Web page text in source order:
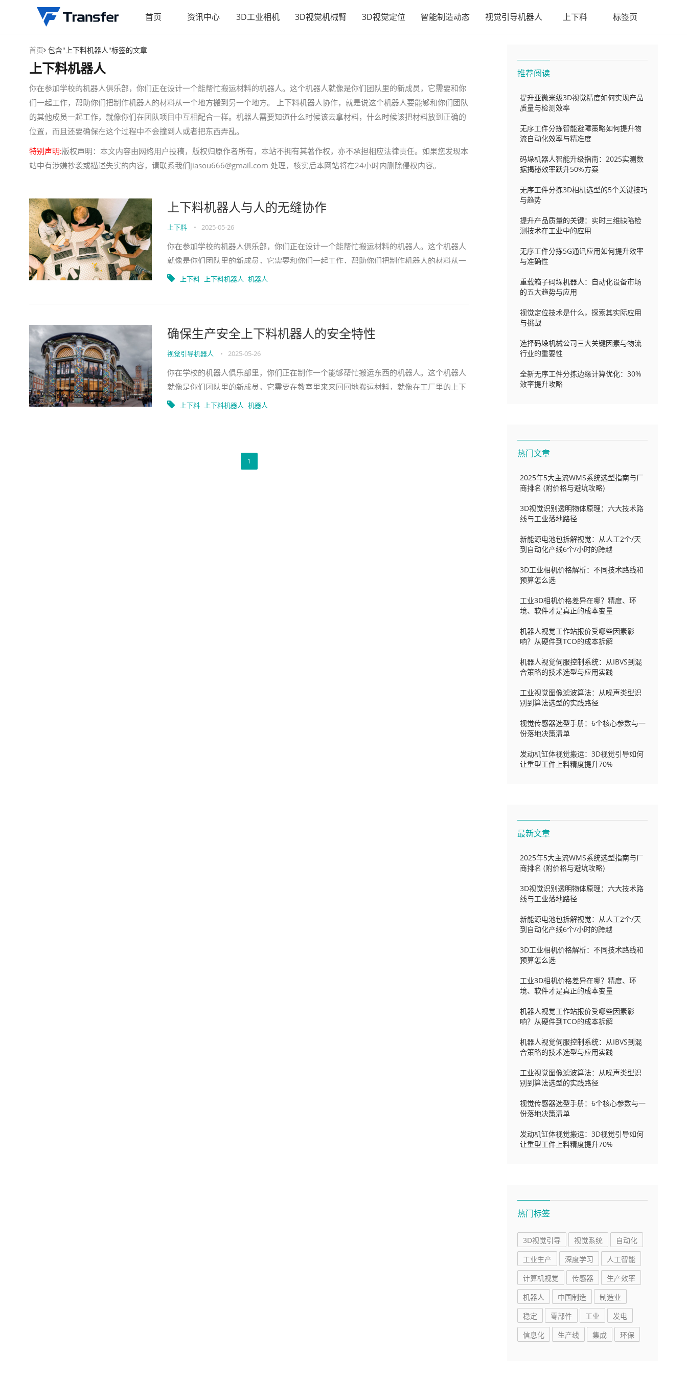
首页 资讯中心 3D工业相机 3D视觉机械臂 3D视觉定位 智能制造动态 视觉引导机器人 上下料 标签页
首页 包含"上下料机器人"标签的文章
上下料机器人
你在参加学校的机器人俱乐部，你们正在设计一个能帮忙搬运材料的机器人。这个机器人就像是你们团队里的新成员，它需要和你
们一起工作，帮助你们把制作机器人的材料从一个地方搬到另一个地方。 上下料机器人协作，就是说这个机器人要能够和你们团队
的其他成员一起工作，就像你们在团队项目中互相配合一样。机器人需要知道什么时候该去拿材料，什么时候该把材料放到正确的
位置，而且还要确保在这个过程中不会撞到人或者把东西弄乱。
特别声明:版权声明：本文内容由网络用户投稿，版权归原作者所有，本站不拥有其著作权，亦不承担相应法律责任。如果您发现本
站中有涉嫌抄袭或描述失实的内容，请联系我们jiasou666@gmail.com 处理，核实后本网站将在24小时内删除侵权内容。
上下料机器人与人的无缝协作
上下料 • 2025-05-26
你在参加学校的机器人俱乐部，你们正在设计一个能帮忙搬运材料的机器人。这个机器人
就像是你们团队里的新成员，它需要和你们一起工作，帮助你们把制作机器人的材料从一
个地方搬到另一个地方。 上下料机器人协作，就
上下料 上下料机器人 机器人
确保生产安全上下料机器人的安全特性
视觉引导机器人 • 2025-05-26
你在学校的机器人俱乐部里，你们正在制作一个能够帮忙搬运东西的机器人。这个机器人
就像是你们团队里的新成员，它需要在教室里来来回回地搬运材料，就像在工厂里的上下
料机器人一样。 安全性，就是说这个机器人在工
上下料 上下料机器人 机器人
1
推荐阅读
提升亚微米级3D视觉精度如何实现产品
质量与检测效率
无序工件分拣智能避障策略如何提升物
流自动化效率与精准度
码垛机器人智能升级指南：2025实测数
据揭秘效率跃升50%方案
无序工件分拣3D相机选型的5个关键技巧
与趋势
提升产品质量的关键：实时三维缺陷检
测技术在工业中的应用
无序工件分拣5G通讯应用如何提升效率
与准确性
重载箱子码垛机器人：自动化设备市场
的五大趋势与应用
视觉定位技术是什么，探索其实际应用
与挑战
选择码垛机械公司三大关键因素与物流
行业的重要性
全新无序工件分拣边缘计算优化：30%
效率提升攻略
热门文章
2025年5大主流WMS系统选型指南与厂
商排名 (附价格与避坑攻略)
3D视觉识别透明物体原理：六大技术路
线与工业落地路径
新能源电池包拆解视觉：从人工2个/天
到自动化产线6个/小时的跨越
3D工业相机价格解析：不同技术路线和
预算怎么选
工业3D相机价格差异在哪？精度、环
境、软件才是真正的成本变量
机器人视觉工作站报价受哪些因素影
响？从硬件到TCO的成本拆解
机器人视觉伺服控制系统：从IBVS到混
合策略的技术选型与应用实践
工业视觉图像滤波算法：从噪声类型识
别到算法选型的实践路径
视觉传感器选型手册：6个核心参数与一
份落地决策清单
发动机缸体视觉搬运：3D视觉引导如何
让重型工件上料精度提升70%
最新文章
2025年5大主流WMS系统选型指南与厂
商排名 (附价格与避坑攻略)
3D视觉识别透明物体原理：六大技术路
线与工业落地路径
新能源电池包拆解视觉：从人工2个/天
到自动化产线6个/小时的跨越
3D工业相机价格解析：不同技术路线和
预算怎么选
工业3D相机价格差异在哪？精度、环
境、软件才是真正的成本变量
机器人视觉工作站报价受哪些因素影
响？从硬件到TCO的成本拆解
机器人视觉伺服控制系统：从IBVS到混
合策略的技术选型与应用实践
工业视觉图像滤波算法：从噪声类型识
别到算法选型的实践路径
视觉传感器选型手册：6个核心参数与一
份落地决策清单
发动机缸体视觉搬运：3D视觉引导如何
让重型工件上料精度提升70%
热门标签
3D视觉引导 视觉系统
自动化
工业生产
深度学习
人工智能
计算机视觉
传感器
生产效率
机器人
中国制造
制造业
稳定
零部件 工业
发电
信息化
生产线 集成 环保